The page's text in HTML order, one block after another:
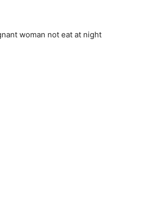
woman not eat at night